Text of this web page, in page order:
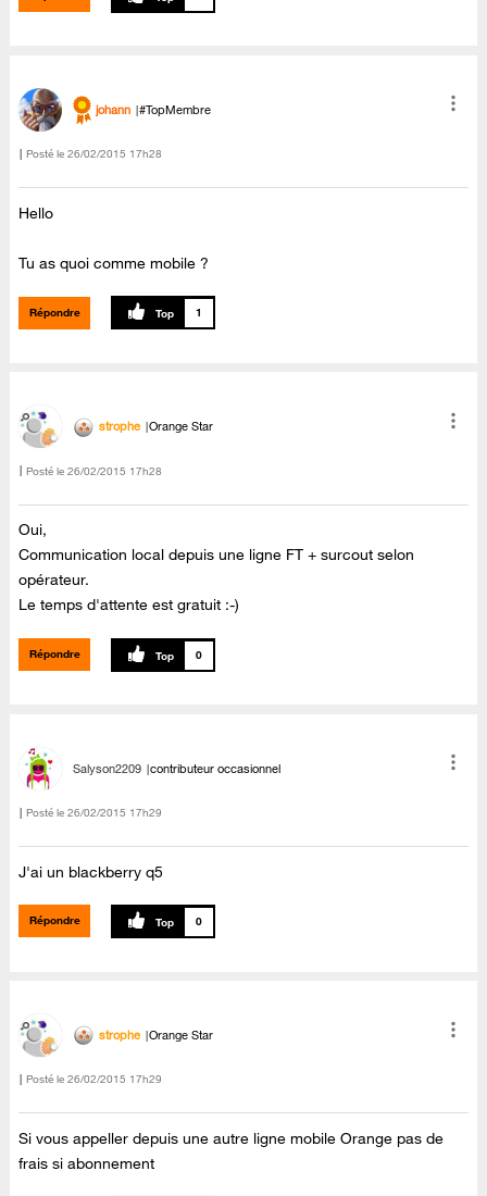
johann #TopMembre
Posté le ‎26/02/2015 17h28
Hello
Tu as quoi comme mobile ?
Répondre 1
strophe Orange Star
Posté le ‎26/02/2015 17h28
Oui,
Communication local depuis une ligne FT + surcout selon
opérateur.
Le temps d'attente est gratuit :-)
Répondre 0
Salyson2209 contributeur occasionnel
Posté le ‎26/02/2015 17h29
J'ai un blackberry q5
Répondre 0
strophe Orange Star
Posté le ‎26/02/2015 17h29
Si vous appeller depuis une autre ligne mobile Orange pas de
frais si abonnement